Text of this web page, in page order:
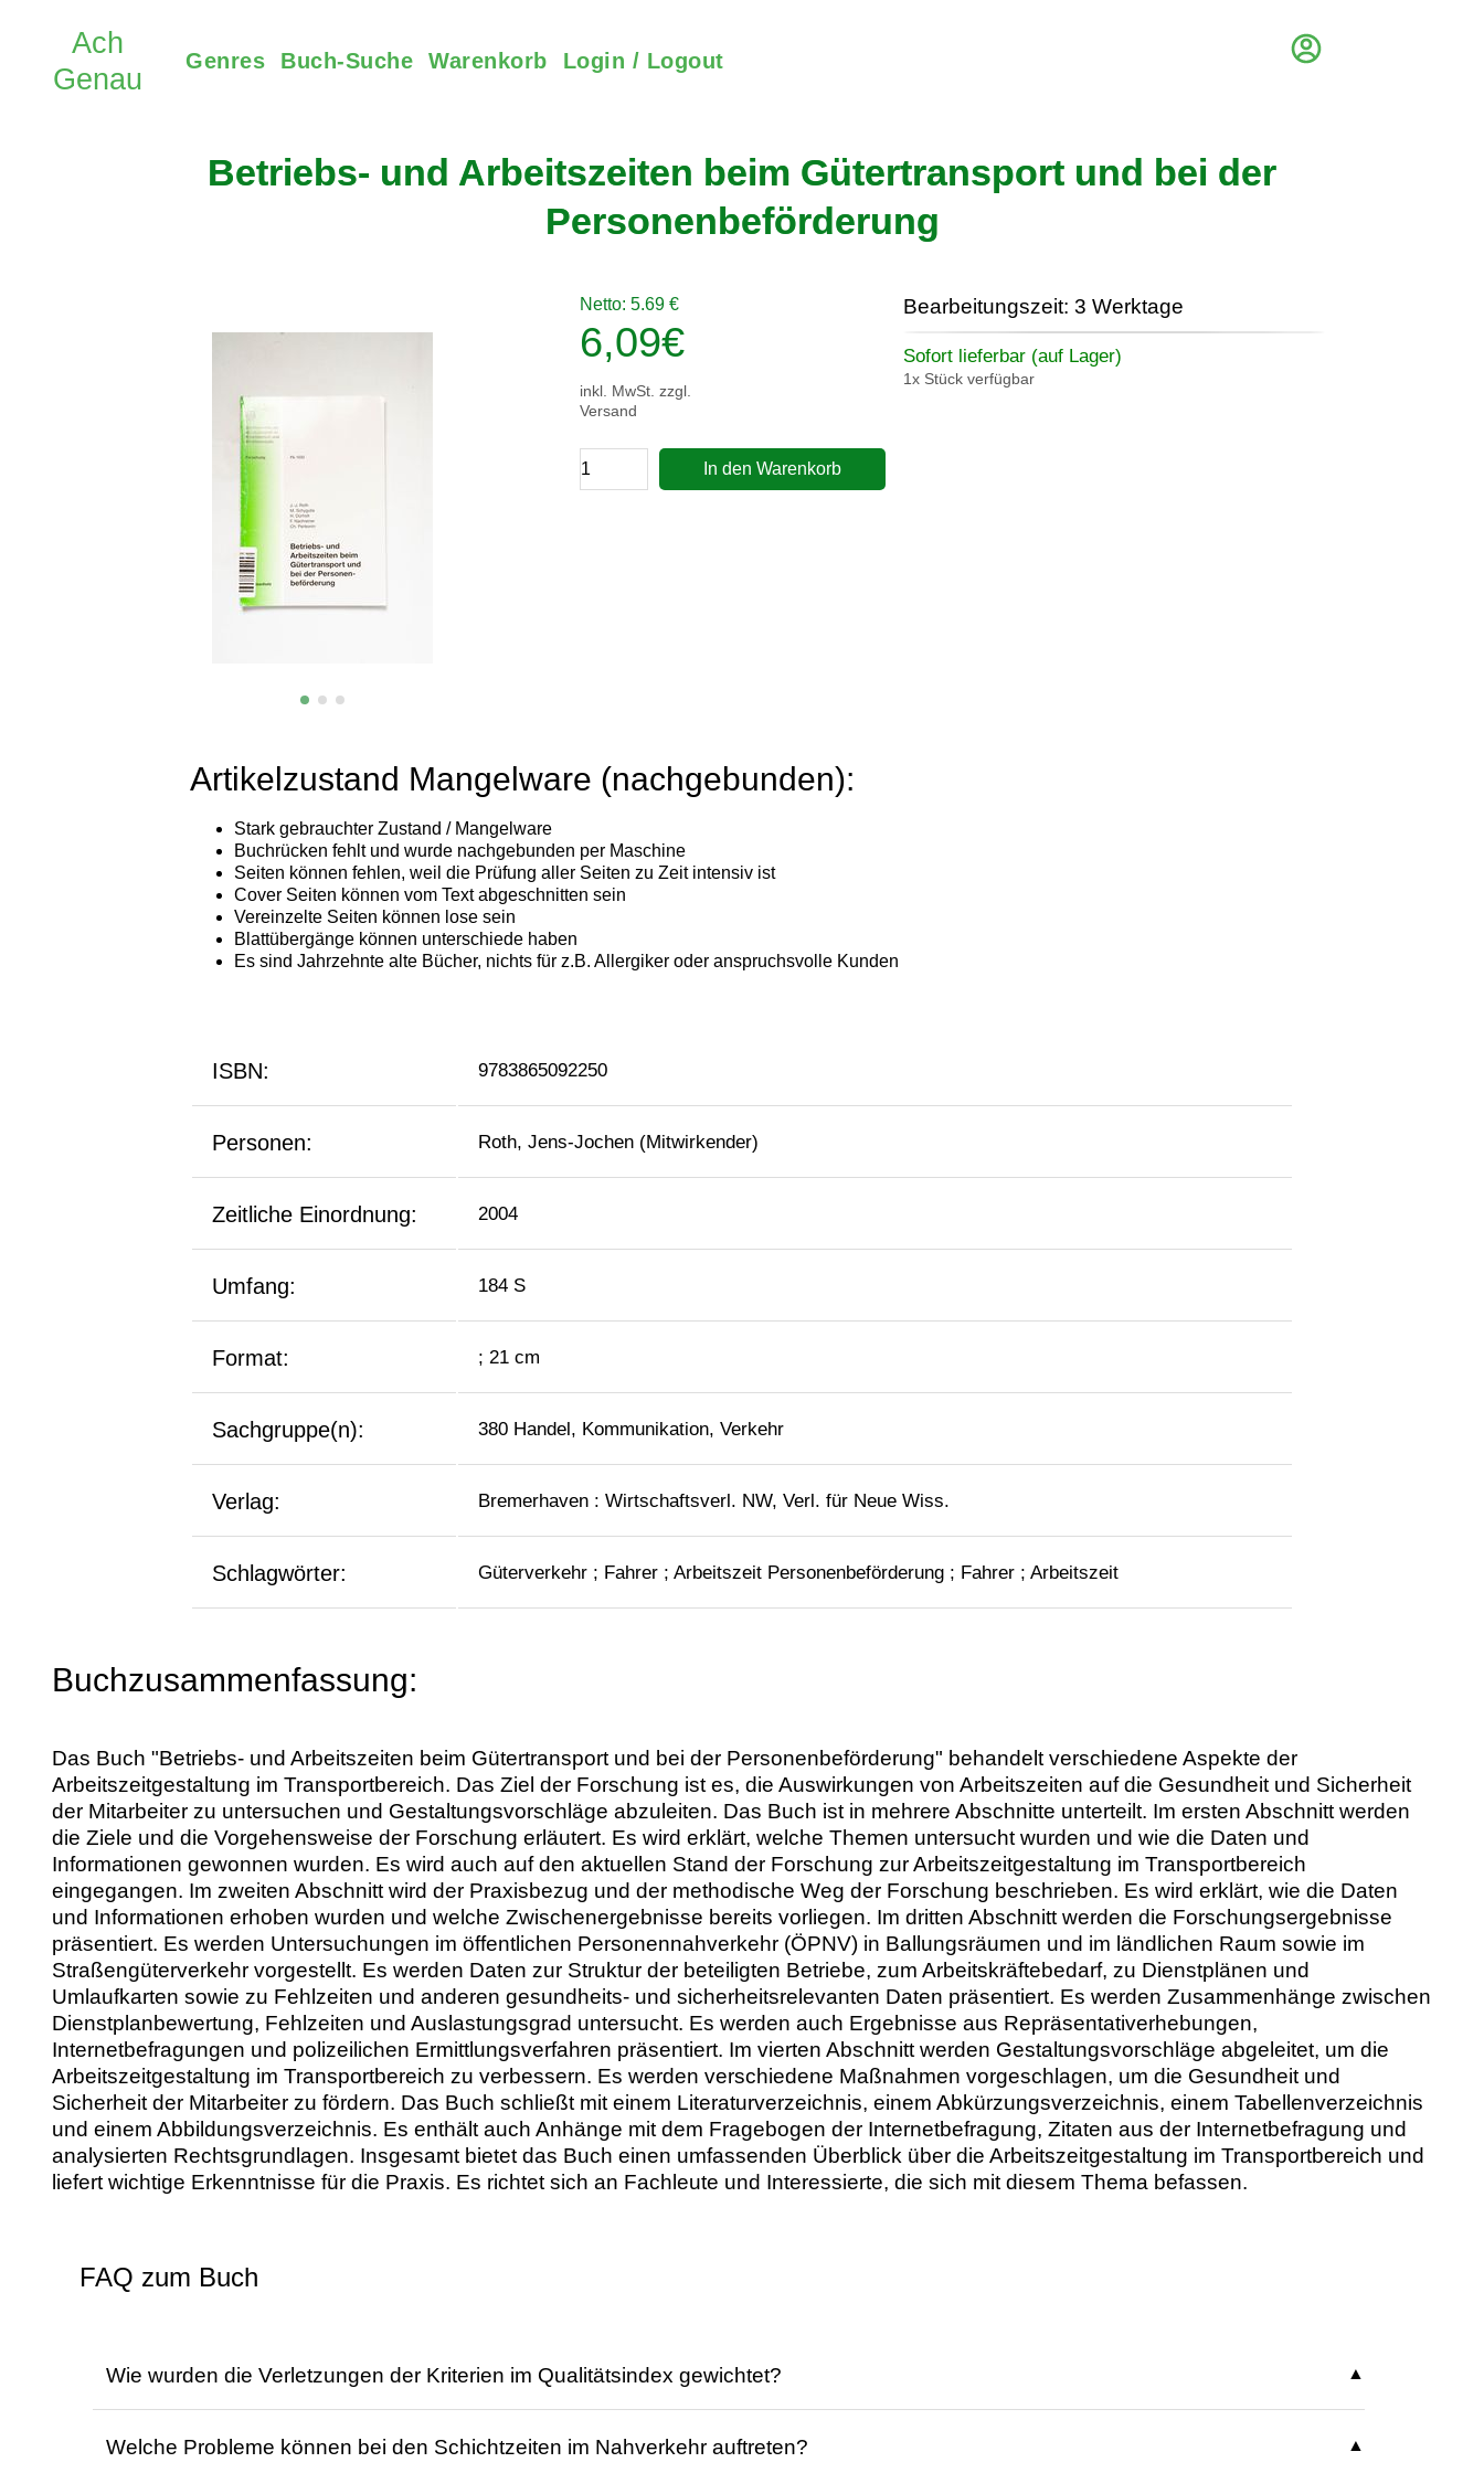
Genres Buch-Suche Warenkorb Login / Logout
Betriebs- und Arbeitszeiten beim Gütertransport und bei der
Personenbeförderung
Netto: 5.69 €
6,09€
inkl. MwSt. zzgl.
Versand
In den Warenkorb
Bearbeitungszeit: 3 Werktage
Sofort lieferbar (auf Lager)
1x Stück verfügbar
ISBN: 9783865092250
Personen: Roth, Jens-Jochen (Mitwirkender)
Zeitliche Einordnung: 2004
Umfang: 184 S
Format: ; 21 cm
Sachgruppe(n): 380 Handel, Kommunikation, Verkehr
Verlag: Bremerhaven : Wirtschaftsverl. NW, Verl. für Neue Wiss.
Schlagwörter: Güterverkehr ; Fahrer ; Arbeitszeit Personenbeförderung ; Fahrer ; Arbeitszeit
Buchzusammenfassung:
Das Buch "Betriebs- und Arbeitszeiten beim Gütertransport und bei der Personenbeförderung" behandelt verschiedene Aspekte der
Arbeitszeitgestaltung im Transportbereich. Das Ziel der Forschung ist es, die Auswirkungen von Arbeitszeiten auf die Gesundheit und Sicherheit
der Mitarbeiter zu untersuchen und Gestaltungsvorschläge abzuleiten. Das Buch ist in mehrere Abschnitte unterteilt. Im ersten Abschnitt werden
die Ziele und die Vorgehensweise der Forschung erläutert. Es wird erklärt, welche Themen untersucht wurden und wie die Daten und
Informationen gewonnen wurden. Es wird auch auf den aktuellen Stand der Forschung zur Arbeitszeitgestaltung im Transportbereich
eingegangen. Im zweiten Abschnitt wird der Praxisbezug und der methodische Weg der Forschung beschrieben. Es wird erklärt, wie die Daten
und Informationen erhoben wurden und welche Zwischenergebnisse bereits vorliegen. Im dritten Abschnitt werden die Forschungsergebnisse
präsentiert. Es werden Untersuchungen im öffentlichen Personennahverkehr (ÖPNV) in Ballungsräumen und im ländlichen Raum sowie im
Straßengüterverkehr vorgestellt. Es werden Daten zur Struktur der beteiligten Betriebe, zum Arbeitskräftebedarf, zu Dienstplänen und
Umlaufkarten sowie zu Fehlzeiten und anderen gesundheits- und sicherheitsrelevanten Daten präsentiert. Es werden Zusammenhänge zwischen
Dienstplanbewertung, Fehlzeiten und Auslastungsgrad untersucht. Es werden auch Ergebnisse aus Repräsentativerhebungen,
Internetbefragungen und polizeilichen Ermittlungsverfahren präsentiert. Im vierten Abschnitt werden Gestaltungsvorschläge abgeleitet, um die
Arbeitszeitgestaltung im Transportbereich zu verbessern. Es werden verschiedene Maßnahmen vorgeschlagen, um die Gesundheit und
Sicherheit der Mitarbeiter zu fördern. Das Buch schließt mit einem Literaturverzeichnis, einem Abkürzungsverzeichnis, einem Tabellenverzeichnis
und einem Abbildungsverzeichnis. Es enthält auch Anhänge mit dem Fragebogen der Internetbefragung, Zitaten aus der Internetbefragung und
analysierten Rechtsgrundlagen. Insgesamt bietet das Buch einen umfassenden Überblick über die Arbeitszeitgestaltung im Transportbereich und
liefert wichtige Erkenntnisse für die Praxis. Es richtet sich an Fachleute und Interessierte, die sich mit diesem Thema befassen.
FAQ zum Buch
Wie wurden die Verletzungen der Kriterien im Qualitätsindex gewichtet?
vollständige Erfüllung mit 2 bewertet wurde. Die Gewichtungen wurden über die Kriteriengruppen und insgesamt aufsummiert und
Welche Probleme können bei den Schichtzeiten im Nahverkehr auftreten?